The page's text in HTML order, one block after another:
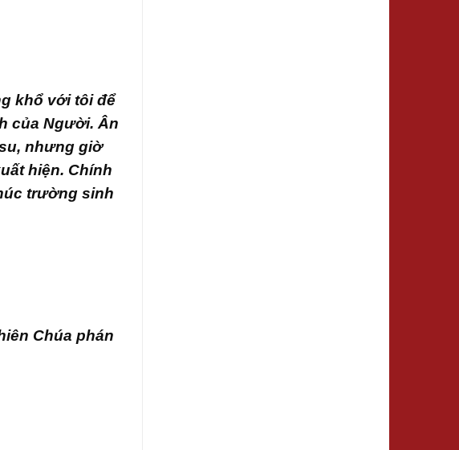
khổ với tôi để
của Người. Ân
nhưng giờ
hiện. Chính
trường sinh
Chúa phán